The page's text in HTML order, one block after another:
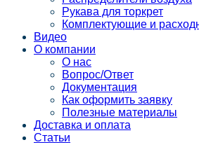
Рукава для торкрет
Комплектующие и
Видео
О компании
О нас
Вопрос/Ответ
Документация
Как оформить заявку
Полезные материалы
Доставка и оплата
Статьи